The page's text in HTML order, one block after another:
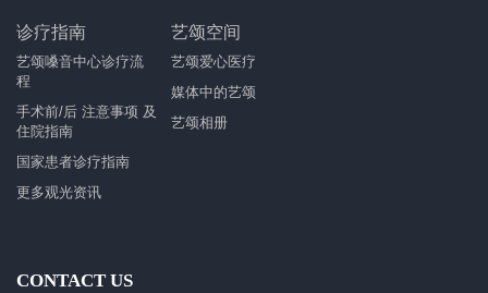
诊疗指南
艺颂嗓音中心诊疗流
程
手术前/后 注意事项 及
住院指南
国家患者诊疗指南
更多观光资讯
艺颂空间
艺颂爱心医疗
媒体中的艺颂
艺颂相册
CONTACT US